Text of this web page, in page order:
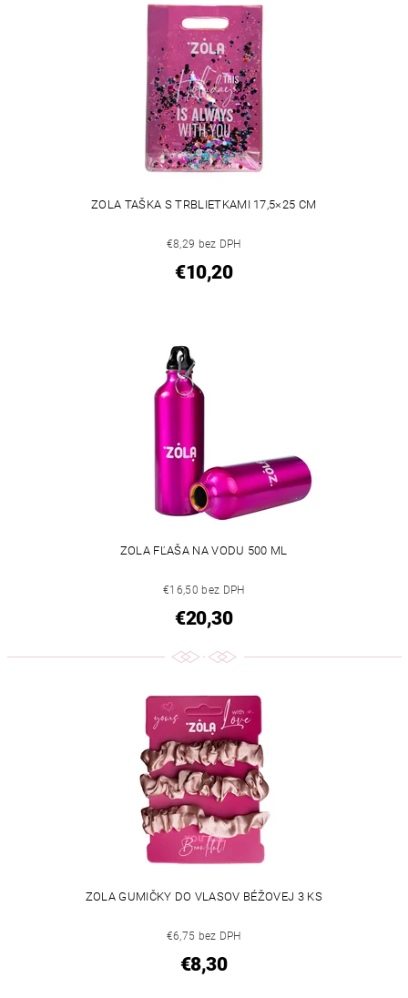
ZOLA TAŠKA S TRBLIETKAMI 17,5×25 CM
€8,29 bez DPH
€10,20
ZOLA FĽAŠA NA VODU 500 ML
€16,50 bez DPH
€20,30
ZOLA GUMIČKY DO VLASOV BÉŽOVEJ 3 KS
€6,75 bez DPH
€8,30